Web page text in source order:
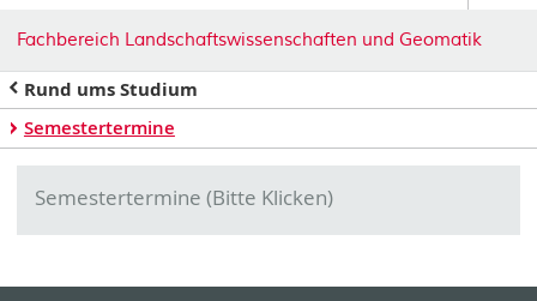
Fachbereich Landschaftswissenschaften und Geomatik
Rund ums Studium
Semestertermine
Semestertermine (Bitte Klicken)